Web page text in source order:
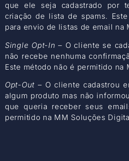
que ele seja cadastrado por
criação de lista de spams.
para envio de listas de email na
Single Opt-In – O cliente se
não recebe nenhuma
Este método não é permitido na
Opt-Out– O cliente cadastrou
algum produto mas não
que queria receber seus
permitido na MM Soluções